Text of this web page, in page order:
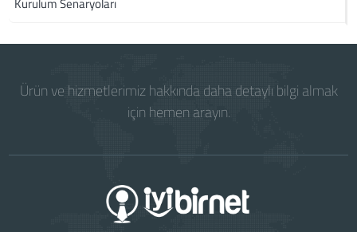
Kurulum Senaryoları
Ürün ve hizmetlerimiz hakkında daha detaylı bilgi almak
için hemen arayın.